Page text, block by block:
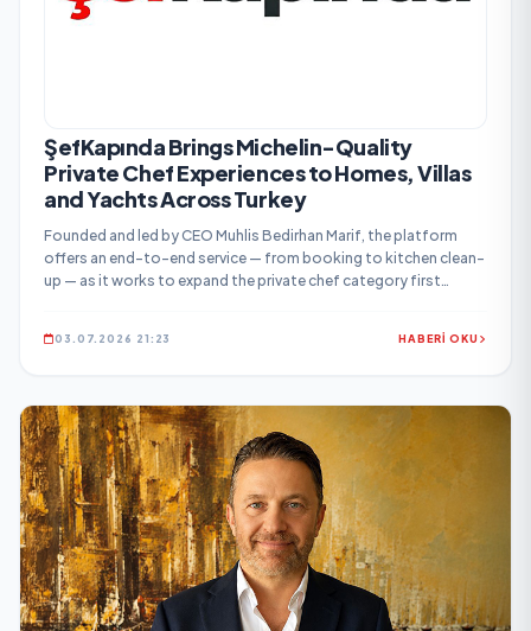
ŞefKapında Brings Michelin-Quality
Private Chef Experiences to Homes, Villas
and Yachts Across Turkey
Founded and led by CEO Muhlis Bedirhan Marif, the platform
offers an end-to-end service — from booking to kitchen clean-
up — as it works to expand the private chef category first
03.07.2026 21:23 HABERİ OKU